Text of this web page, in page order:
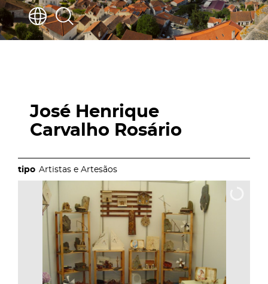
José Henrique
Carvalho Rosário
Artistas e Artesãos